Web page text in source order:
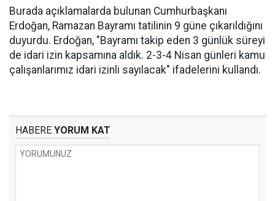
Burada açıklamalarda bulunan Cumhurbaşkanı
Erdoğan, Ramazan Bayramı tatilinin 9 güne çıkarıldığını
duyurdu. Erdoğan, "Bayramı takip eden 3 günlük süreyi
de idari izin kapsamına aldık. 2-3-4 Nisan günleri kamu
çalışanlarımız idari izinli sayılacak" ifadelerini kullandı.
HABERE YORUM KAT